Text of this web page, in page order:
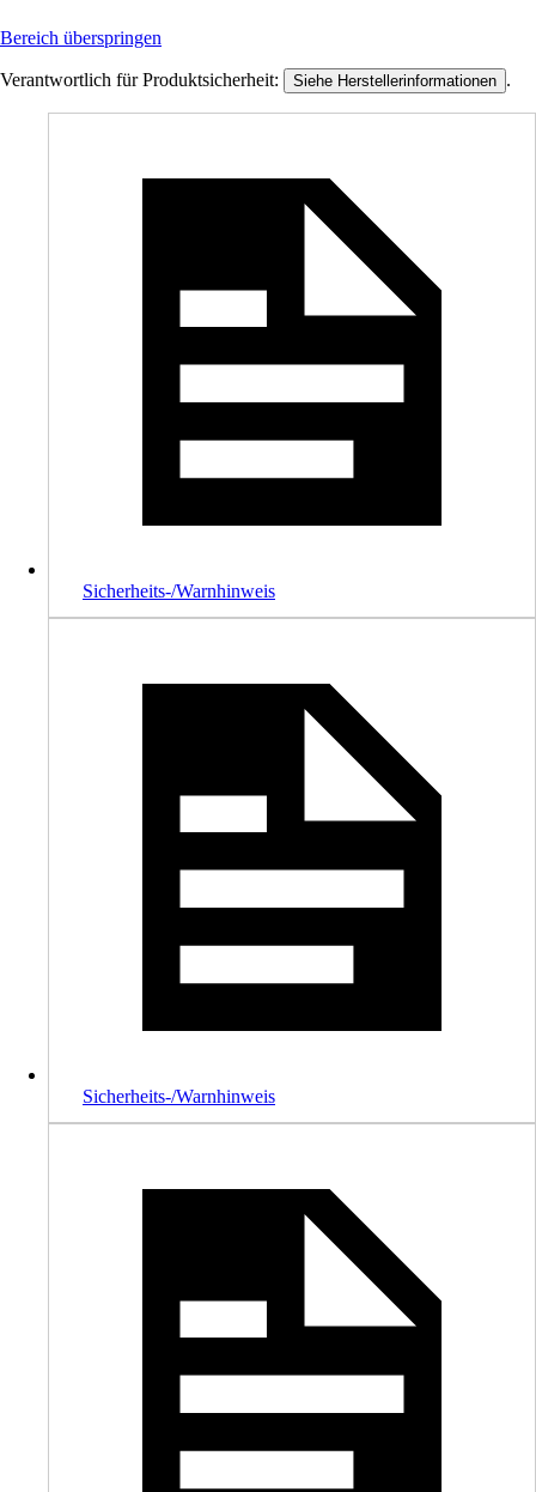
Bereich überspringen
Verantwortlich für Produktsicherheit: Siehe Herstellerinformationen .
Sicherheits-/Warnhinweis
Sicherheits-/Warnhinweis